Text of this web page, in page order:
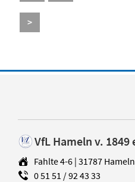
>
VfL Hameln v. 1849
Fahlte 4-6 | 31787 Hameln
0 51 51 / 92 43 33